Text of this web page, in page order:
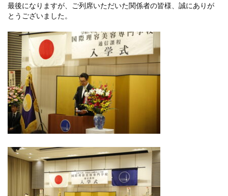
イフ
ンス(卒業生の活躍)
最後になりますが、ご列席いただいた関係者の皆様、誠にありが
とうございました。